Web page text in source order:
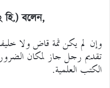
হি.)বলেন,
وإن لم يكن ثمة قاض ولا
الكتب العلمية.